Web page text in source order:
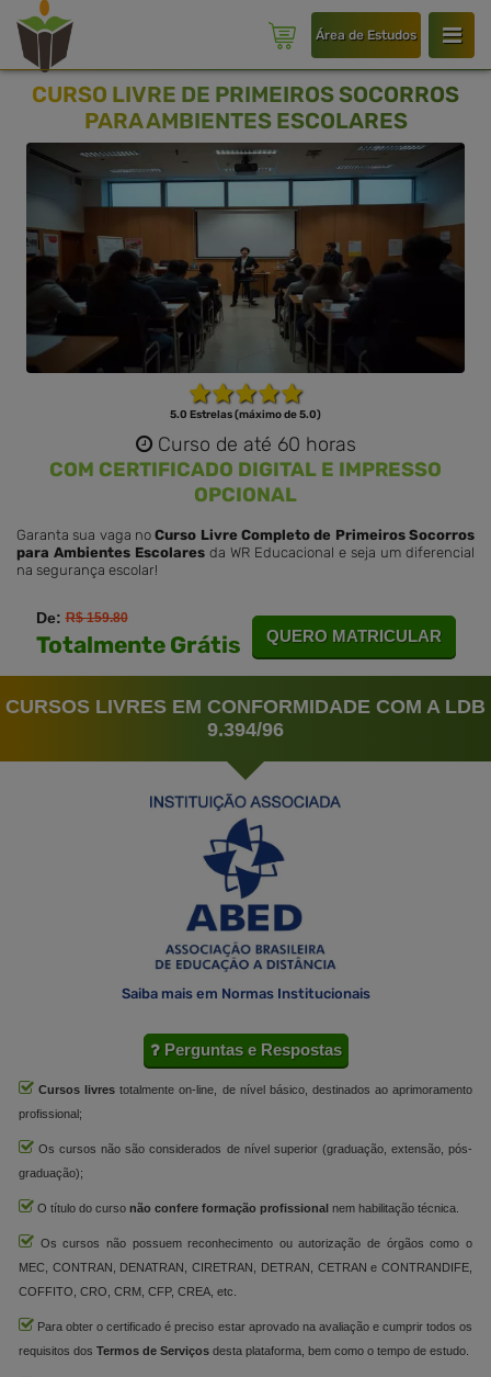
Área de Estudos
CURSO LIVRE DE PRIMEIROS SOCORROS
PARA AMBIENTES ESCOLARES
5.0 Estrelas (máximo de 5.0)
Curso de até 60 horas
COM CERTIFICADO DIGITAL E IMPRESSO
OPCIONAL
Garanta sua vaga noCurso Livre Completo de Primeiros Socorros
para Ambientes Escolares da WR Educacional e seja um diferencial
na segurança escolar!
De:R$ 159.80
Totalmente Grátis QUERO MATRICULAR
CURSOS LIVRES EM CONFORMIDADE COM A LDB
9.394/96
Saiba mais em Normas Institucionais
Perguntas e Respostas
Cursos livres totalmente on-line, de nível básico, destinados ao aprimoramento
profissional;
Os cursos não são considerados de nível superior (graduação, extensão, pós-
graduação);
O título do curso não confere formação profissional nem habilitação técnica.
Os cursos não possuem reconhecimento ou autorização de órgãos como o
MEC, CONTRAN, DENATRAN, CIRETRAN, DETRAN, CETRAN e CONTRANDIFE,
COFFITO, CRO, CRM, CFP, CREA, etc.
Para obter o certificado é preciso estar aprovado na avaliação e cumprir todos os
requisitos dos Termos de Serviços desta plataforma, bem como o tempo de estudo.